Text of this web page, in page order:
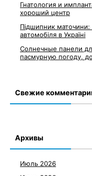
Гнатология и
хороший центр
Підшипник
автомобіля в Україні
Солнечные панели
пасмурную погоду,
Свежие
Архивы
Июль 2026